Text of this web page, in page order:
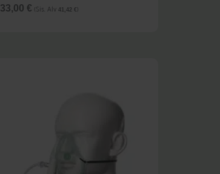
33,00 € (Sis. Alv 41,42 € )